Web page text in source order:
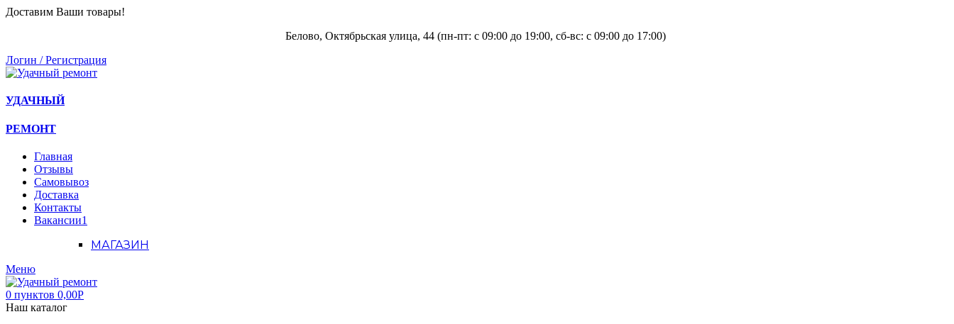
Доставим Ваши товары!
Белово, Октябрьская улица, 44 (пн-пт: с 09:00 до 19:00, сб-вс: с 09:00 до 17:00)
Логин / Регистрация
УДАЧНЫЙ
РЕМОНТ
Главная
Отзывы
Самовывоз
Доставка
Контакты
Вакансии1
МАГАЗИН
Меню
0 пунктов 0,00Р
Наш каталог